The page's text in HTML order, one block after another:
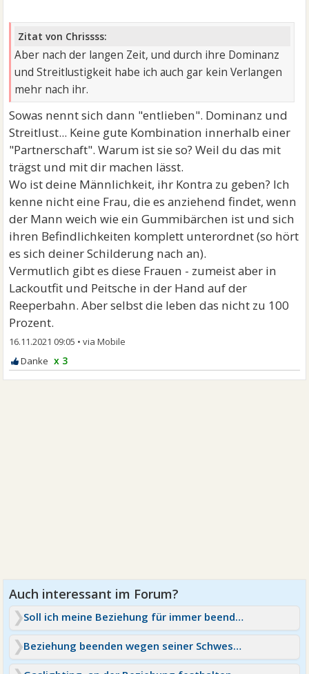
Zitat von Chrissss:
Aber nach der langen Zeit, und durch ihre Dominanz
und Streitlustigkeit habe ich auch gar kein Verlangen
mehr nach ihr.
Sowas nennt sich dann "entlieben". Dominanz und
Streitlust... Keine gute Kombination innerhalb einer
"Partnerschaft". Warum ist sie so? Weil du das mit
trägst und mit dir machen lässt.
Wo ist deine Männlichkeit, ihr Kontra zu geben? Ich
kenne nicht eine Frau, die es anziehend findet, wenn
der Mann weich wie ein Gummibärchen ist und sich
ihren Befindlichkeiten komplett unterordnet (so hört
es sich deiner Schilderung nach an).
Vermutlich gibt es diese Frauen - zumeist aber in
Lackoutfit und Peitsche in der Hand auf der
Reeperbahn. Aber selbst die leben das nicht zu 100
Prozent.
16.11.2021 09:05 •
x 3
Soll ich meine Beziehung für immer beenden?
Beziehung beenden wegen seiner Schwester ?